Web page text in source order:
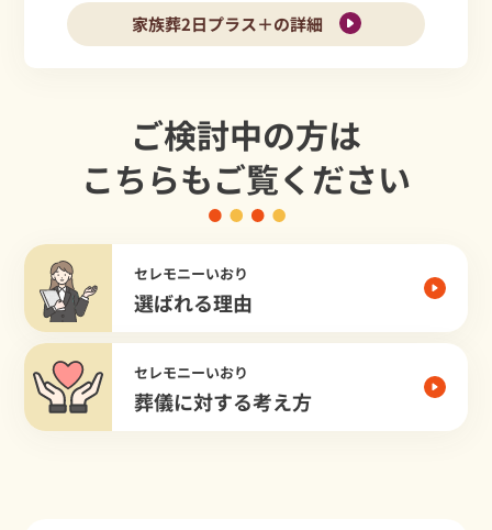
家族葬2日プラス＋の詳細
ご検討中の方は
こちらもご覧ください
セレモニーいおり
選ばれる理由
セレモニーいおり
葬儀に対する考え方